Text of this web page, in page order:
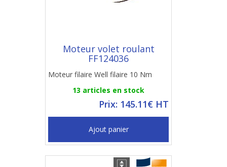
Moteur volet roulant
FF124036
Moteur filaire Well filaire 10 Nm
13 articles en stock
Prix: 145.11€ HT
Ajout panier